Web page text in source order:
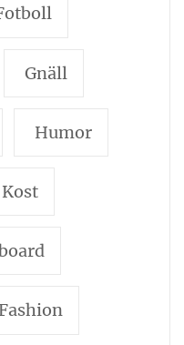
Gnäll
Humor
Kost